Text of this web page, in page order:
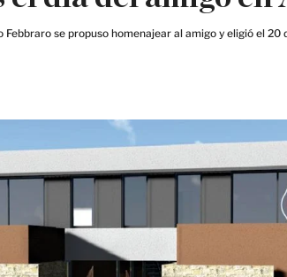
se propuso homenajear al amigo y eligió el 20